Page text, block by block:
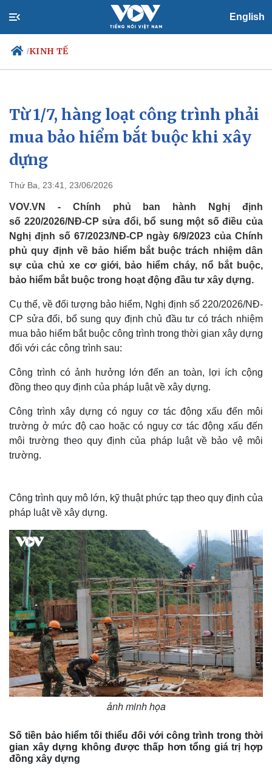
English
/KINH TẾ
Chính trị
Tổ chức nhân sự
Quốc hội
Nhận diện sự thật
Xã hội
Tin 24h
Dự báo thời tiết
Từ 1/7, hàng loạt công trình phải
mua bảo hiểm bắt buộc khi xây
dựng
Thứ Ba, 23:41, 23/06/2026
VOV.VN - Chính phủ ban hành Nghị định
số 220/2026/NĐ-CP sửa đổi, bổ sung một số điều của
Nghị định số 67/2023/NĐ-CP ngày 6/9/2023 của Chính
phủ quy định về bảo hiểm bắt buộc trách nhiệm dân
sự của chủ xe cơ giới, bảo hiểm cháy, nổ bắt buộc,
bảo hiểm bắt buộc trong hoạt động đầu tư xây dựng.
Cụ thể, về đối tượng bảo hiểm, Nghị định số 220/2026/NĐ-
CP sửa đổi, bổ sung quy định chủ đầu tư có trách nhiệm
mua bảo hiểm bắt buộc công trình trong thời gian xây dựng
đối với các công trình sau:
Công trình có ảnh hưởng lớn đến an toàn, lợi ích cộng
đồng theo quy định của pháp luật về xây dựng.
Công trình xây dựng có nguy cơ tác động xấu đến môi
trường ở mức độ cao hoặc có nguy cơ tác động xấu đến
môi trường theo quy định của pháp luật về bảo vệ môi
trường.
Công trình quy mô lớn, kỹ thuật phức tạp theo quy định của
pháp luật về xây dựng.
ảnh minh họa
Số tiền bảo hiểm tối thiểu đối với công trình trong thời
gian xây dựng không được thấp hơn tổng giá trị hợp
đồng xây dựng